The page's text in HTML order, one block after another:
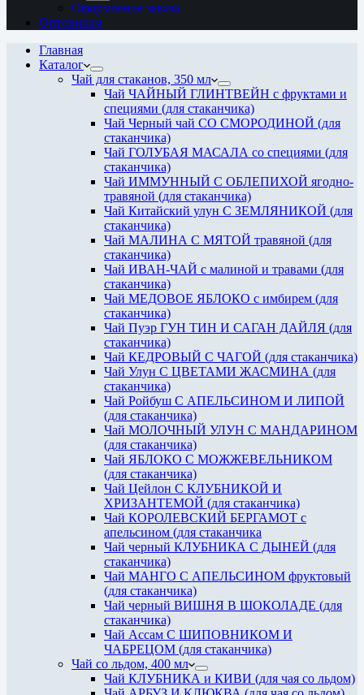
Оформление заказа
Оптовикам
Главная
Каталог
Чай для стаканов, 350 мл
Чай ЧАЙНЫЙ ГЛИНТВЕЙН с фруктами и
специями (для стаканчика)
Чай Черный чай СО СМОРОДИНОЙ (для
стаканчика)
Чай ГОЛУБАЯ МАСАЛА со специями (для
стаканчика)
Чай ИММУННЫЙ С ОБЛЕПИХОЙ ягодно-
травяной (для стаканчика)
Чай Китайский улун С ЗЕМЛЯНИКОЙ (для
стаканчика)
Чай МАЛИНА С МЯТОЙ травяной (для
стаканчика)
Чай ИВАН-ЧАЙ с малиной и травами (для
стаканчика)
Чай МЕДОВОЕ ЯБЛОКО с имбирем (для
стаканчика)
Чай Пуэр ГУН ТИН И САГАН ДАЙЛЯ (для
стаканчика)
Чай КЕДРОВЫЙ С ЧАГОЙ (для стаканчика)
Чай Улун С ЦВЕТАМИ ЖАСМИНА (для
стаканчика)
Чай Ройбуш С АПЕЛЬСИНОМ И ЛИПОЙ
(для стаканчика)
Чай МОЛОЧНЫЙ УЛУН С МАНДАРИНОМ
(для стаканчика)
Чай ЯБЛОКО С МОЖЖЕВЕЛЬНИКОМ
(для стаканчика)
Чай Цейлон С КЛУБНИКОЙ И
ХРИЗАНТЕМОЙ (для стаканчика)
Чай КОРОЛЕВСКИЙ БЕРГАМОТ с
апельсином (для стаканчика
Чай черный КЛУБНИКА С ДЫНЕЙ (для
стаканчика)
Чай МАНГО С АПЕЛЬСИНОМ фруктовый
(для стаканчика)
Чай черный ВИШНЯ В ШОКОЛАДЕ (для
стаканчика)
Чай Ассам С ШИПОВНИКОМ И
ЧАБРЕЦОМ (для стаканчика)
Чай со льдом, 400 мл
Чай КЛУБНИКА и КИВИ (для чая со льдом)